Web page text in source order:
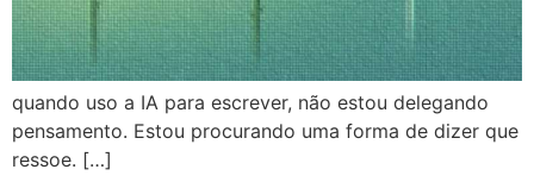
quando uso a IA para escrever, não estou delegando
pensamento. Estou procurando uma forma de dizer que
ressoe. […]